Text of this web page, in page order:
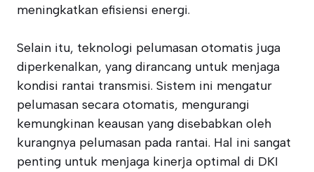
meningkatkan efisiensi energi.
Selain itu, teknologi pelumasan otomatis juga
diperkenalkan, yang dirancang untuk menjaga
kondisi rantai transmisi. Sistem ini mengatur
pelumasan secara otomatis, mengurangi
kemungkinan keausan yang disebabkan oleh
kurangnya pelumasan pada rantai. Hal ini sangat
penting untuk menjaga kinerja optimal di DKI